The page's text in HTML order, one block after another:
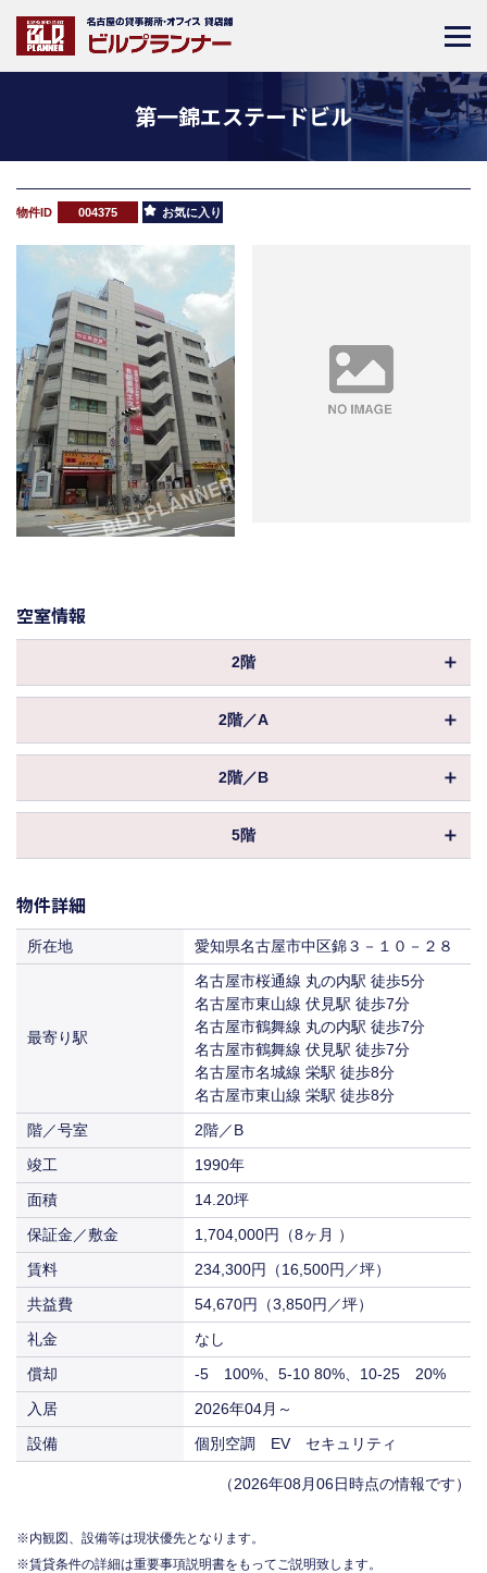
第一錦エステードビル
物件ID 004375 お気に入り
空室情報
2階
物件ID
170500
-5 100%、5-10 80%、10-25 20%
30,844円
賃料
（16,500円／坪）
入居 2026年04月～
2階／A
物件ID
047511
共益費
（3,850円／坪）
228,360円
（16,500円／坪）
入居 相談
2階／B
物件ID
004375
保証金／敷金
償却 -5 100%、5-10 80%、10-25 20%
54,670円
（3,850円／坪）
賃料
234,300円
（16,500円／坪）
2026年04月～
5階
坪数
保証金／敷金
1,731,200円
（8ヶ月 ）
0-5 100%、5-10 80%、10-20 70%
共益費
83,314円
（3,850円／坪）
238,040円
（11,000円／坪）
入居
物件詳細
所在地 愛知県名古屋市中区錦３－１０－２８
最寄り駅
名古屋市桜通線 丸の内駅 徒歩5分
名古屋市東山線 伏見駅 徒歩7分
名古屋市鶴舞線 丸の内駅 徒歩7分
名古屋市鶴舞線 伏見駅 徒歩7分
名古屋市名城線 栄駅 徒歩8分
名古屋市東山線 栄駅 徒歩8分
階／号室
2階／B
竣工
1990年
面積
14.20坪
保証金／敷金
1,704,000円（8ヶ月 ）
賃料
234,300円（16,500円／坪）
共益費
54,670円（3,850円／坪）
礼金
なし
償却
-5 100%、5-10 80%、10-25 20%
入居
2026年04月～
設備
個別空調 EV セキュリティ
（2026年08月06日時点の情報です）
内観図、設備等は現状優先となります。
賃貸条件の詳細は重要事項説明書をもってご説明致します。